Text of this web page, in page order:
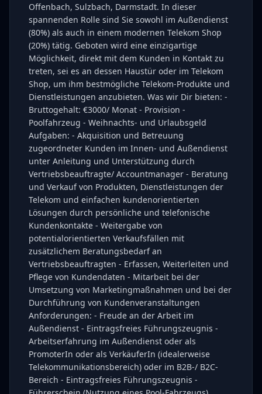
Offenbach, Sulzbach, Darmstadt. In dieser
spannenden Rolle sind Sie sowohl im Außendienst
(80%) als auch in einem modernen Telekom Shop
(20%) tätig. Geboten wird eine einzigartige
Möglichkeit, direkt mit dem Kunden in Kontakt zu
treten, sei es an dessen Haustür oder im Telekom
Shop, um ihm bestmögliche Telekom-Produkte und
Dienstleistungen anzubieten. Was wir Dir bieten: -
Bruttogehalt: €3000/ Monat - Provision -
Poolfahrzeug - Weihnachts- und Urlaubsgeld
Aufgaben: - Akquisition und Betreuung
zugeordneter Kunden im Innen- und Außendienst
unter Anleitung und Unterstützung durch
Vertriebsbeauftragte/ Accountmanager - Beratung
und Verkauf von Produkten, Dienstleistungen der
Telekom und einfachen kundenorientierten
Lösungen durch persönliche und telefonische
Kundenkontakte - Weitergabe von
potentialorientierten Verkaufsfällen mit
zusätzlichem Beratungsbedarf an
Vertriebsbeauftragten - Erfassen, Weiterleiten und
Pflege von Kundendaten - Mitarbeit bei der
Umsetzung von Marketingmaßnahmen und bei der
Durchführung von Kundenveranstaltungen
Anforderungen: - Freude an der Arbeit im
Außendienst - Eintragsfreies Führungszeugnis -
Arbeitserfahrung im Außendienst oder als
PromoterIn oder als VerkäuferIn (idealerweise
Telekommunikationsbereich) oder im B2B-/ B2C-
Bereich - Eintragsfreies Führungszeugnis -